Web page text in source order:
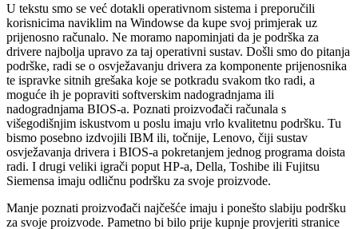
U tekstu smo se već dotakli operativnom sistema i preporučili
korisnicima naviklim na Windowse da kupe svoj primjerak uz
prijenosno računalo. Ne moramo napominjati da je podrška za
drivere najbolja upravo za taj operativni sustav. Došli smo do pitanja
podrške, radi se o osvježavanju drivera za komponente prijenosnika
te ispravke sitnih grešaka koje se potkradu svakom tko radi, a
moguće ih je popraviti softverskim nadogradnjama ili
nadogradnjama BIOS-a. Poznati proizvođači računala s
višegodišnjim iskustvom u poslu imaju vrlo kvalitetnu podršku. Tu
bismo posebno izdvojili IBM ili, točnije, Lenovo, čiji sustav
osvježavanja drivera i BIOS-a pokretanjem jednog programa doista
radi. I drugi veliki igrači poput HP-a, Della, Toshibe ili Fujitsu
Siemensa imaju odličnu podršku za svoje proizvode.
Manje poznati proizvođači najčešće imaju i ponešto slabiju podršku
za svoje proizvode. Pametno bi bilo prije kupnje provjeriti stranice